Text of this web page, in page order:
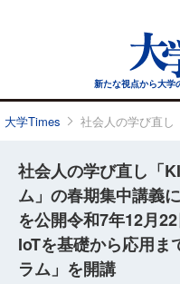
新たな視点から大学
大学Times 社会人の学び直し
社会人の学び直し「
ム」の春期集中講義
を公開令和7年12月
IoTを基礎から応用ま
ラム」を開講